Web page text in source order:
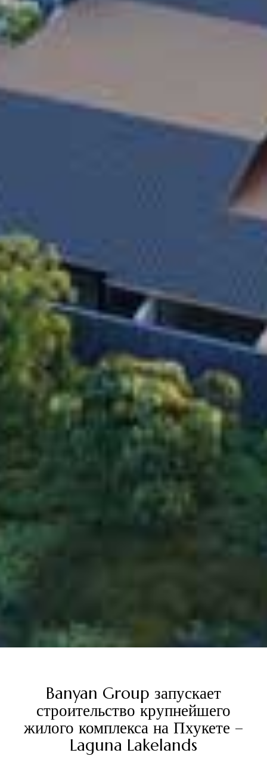
Banyan Group запускает
строительство крупнейшего
жилого комплекса на Пхукете –
Laguna Lakelands